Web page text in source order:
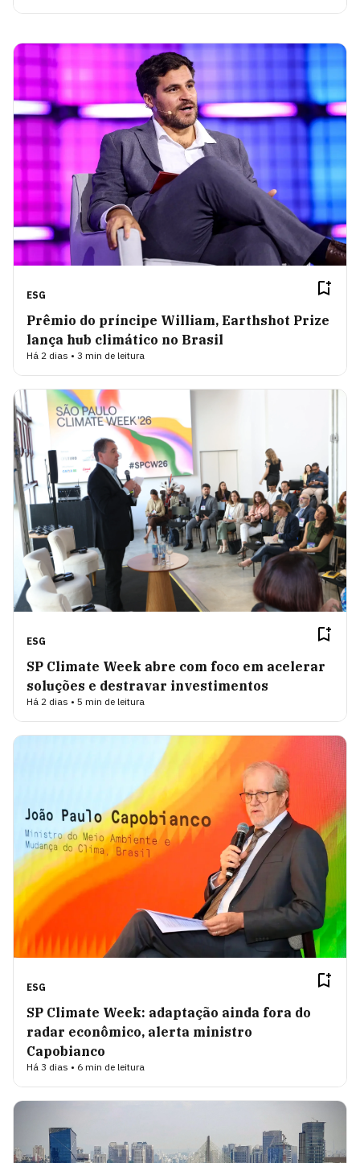
ESG
Prêmio do príncipe William, Earthshot Prize
lança hub climático no Brasil
Há 2 dias • 3 min de leitura
ESG
SP Climate Week abre com foco em acelerar
soluções e destravar investimentos
Há 2 dias • 5 min de leitura
ESG
SP Climate Week: adaptação ainda fora do
radar econômico, alerta ministro
Capobianco
Há 3 dias • 6 min de leitura